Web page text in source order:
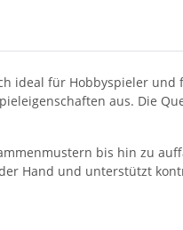
ideal für Hobbyspieler
aus. Die
bis hin zu
Hand und unterstützt